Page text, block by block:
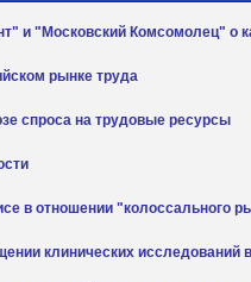
и "Московский Комсомолец" о
рынке труда
спроса на трудовые ресурсы
в отношении "колоссального
клинических исследований